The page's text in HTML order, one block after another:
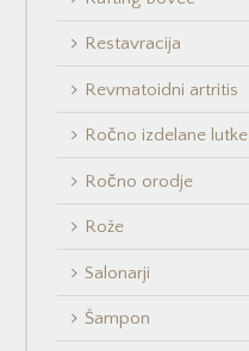
Restavracija
Revmatoidni artritis
Ročno izdelane lutke
Ročno orodje
Rože
Salonarji
Šampon